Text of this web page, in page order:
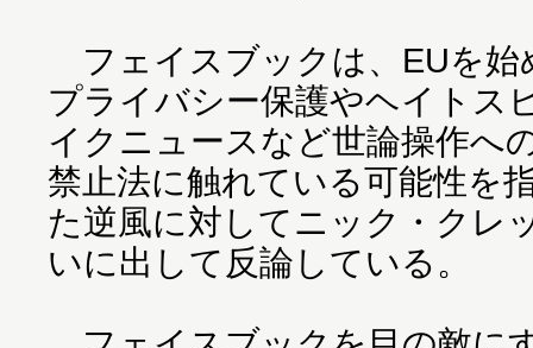
フェイスブックは、EUを始
プライバシー保護やヘイトス
イクニュースなど世論操作へ
禁止法に触れている可能性を
た逆風に対してニック・クレ
いに出して反論している。